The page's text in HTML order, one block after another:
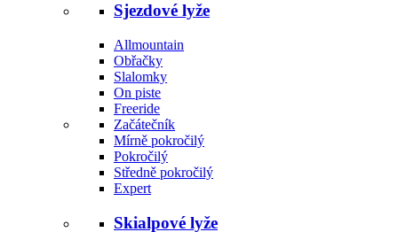
Sjezdové lyže
Allmountain
Obřačky
Slalomky
On piste
Freeride
Začátečník
Mírně pokročilý
Pokročilý
Středně pokročilý
Expert
Skialpové lyže